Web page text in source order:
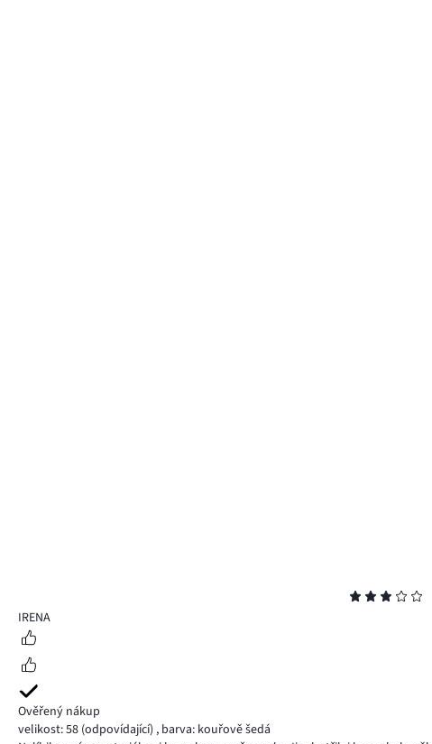
3
IRENA
Ověřený nákup
velikost: 58 (odpovídající) , barva: kouřově šedá